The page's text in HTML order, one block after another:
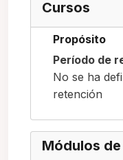
Cursos
Propósito
Período de
No se ha
retención
Módulos